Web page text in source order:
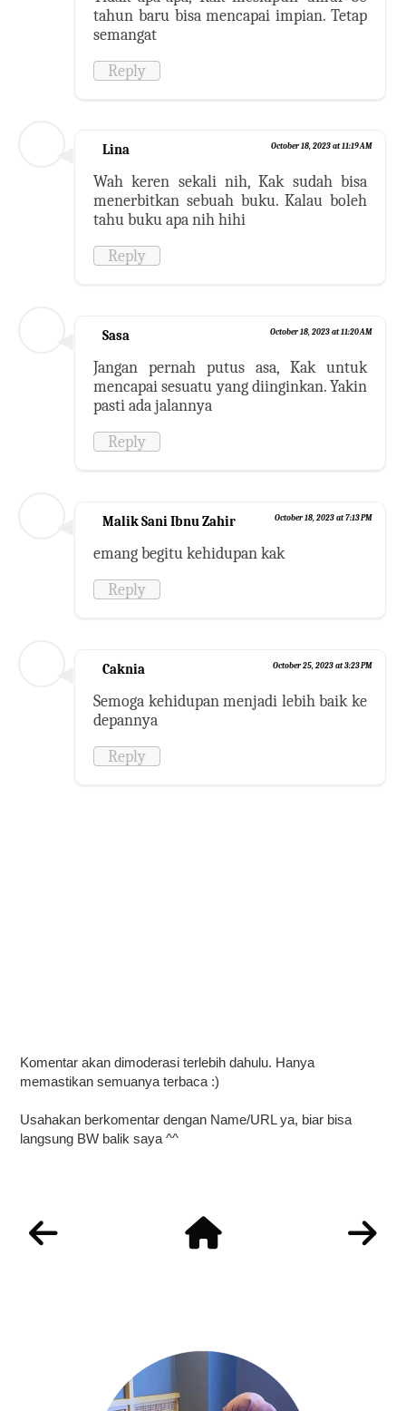
tahun baru bisa mencapai impian. Tetap
semangat
Reply
Lina October 18, 2023 at 11:19 AM
Wah keren sekali nih, Kak sudah bisa
menerbitkan sebuah buku. Kalau boleh
tahu buku apa nih hihi
Reply
Sasa October 18, 2023 at 11:20 AM
Jangan pernah putus asa, Kak untuk
mencapai sesuatu yang diinginkan. Yakin
pasti ada jalannya
Reply
Malik Sani Ibnu Zahir October 18, 2023 at 7:13 PM
emang begitu kehidupan kak
Reply
Caknia October 25, 2023 at 3:23 PM
Semoga kehidupan menjadi lebih baik ke
depannya
Reply
Komentar akan dimoderasi terlebih dahulu. Hanya
memastikan semuanya terbaca :)
Usahakan berkomentar dengan Name/URL ya, biar bisa
langsung BW balik saya ^^